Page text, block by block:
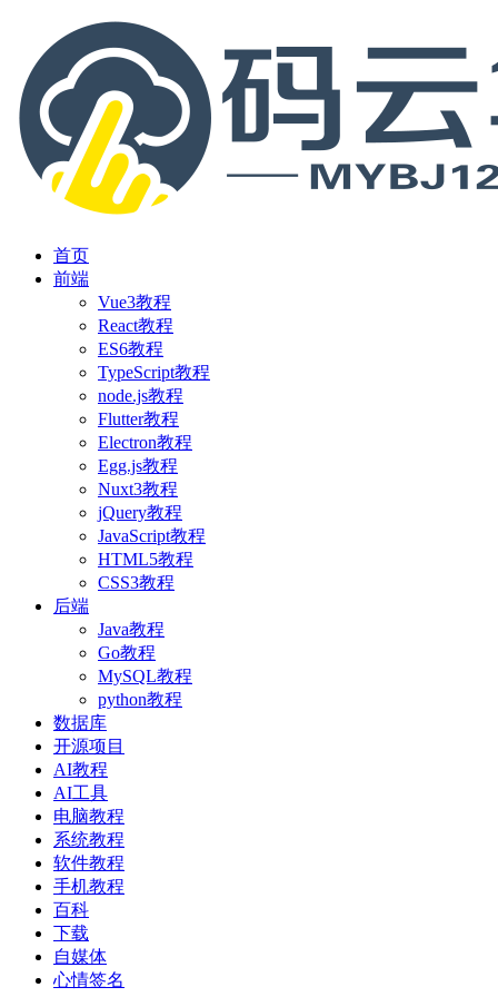
首页
前端
Vue3教程
React教程
ES6教程
TypeScript教程
node.js教程
Flutter教程
Electron教程
Egg.js教程
Nuxt3教程
jQuery教程
JavaScript教程
HTML5教程
CSS3教程
后端
Java教程
Go教程
MySQL教程
python教程
数据库
开源项目
AI教程
AI工具
电脑教程
系统教程
软件教程
手机教程
百科
下载
自媒体
心情签名